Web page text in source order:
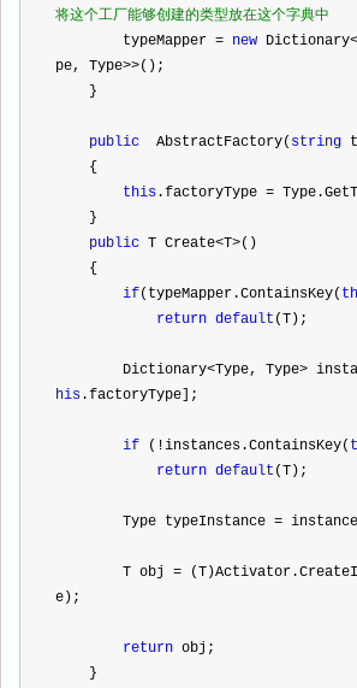
将这个工厂能够创建的类型放在这个字典中
        typeMapper
= new Dictionary<
pe, Type>>();
    }
public
  AbstractFactory(
string
    {
this.factoryType =
    }
public T Create<T>()
    {
if(typeMapper.ContainsKey(
return default (T);
        Dictionary
<Type, Type>
his.factoryType];
if ( !instances.ContainsKey(
return default (T);
        Type typeInstance
=
        T obj
=
e);
return obj;
    }